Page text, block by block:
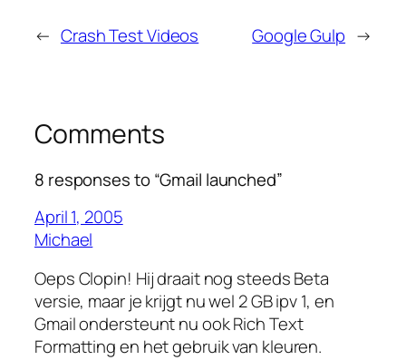
← Crash Test Videos Google Gulp →
Comments
8 responses to “Gmail launched”
April 1, 2005
Michael
Oeps Clopin! Hij draait nog steeds Beta
versie, maar je krijgt nu wel 2 GB ipv 1, en
Gmail ondersteunt nu ook Rich Text
Formatting en het gebruik van kleuren.